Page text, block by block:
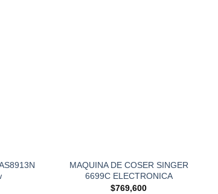
MAQUINA DE COSER SINGER
6699C ELECTRONICA
$769,600